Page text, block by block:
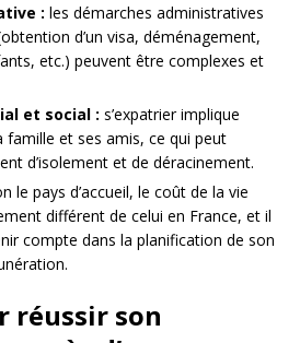
: les démarches administratives
d’un visa, déménagement,
etc.) peuvent être complexes et
et social : s’expatrier implique
famille et ses amis, ce qui peut
d’isolement et de déracinement.
le pays d’accueil, le coût de la vie
différent de celui en France, et il
compte dans la planification de son
réussir son